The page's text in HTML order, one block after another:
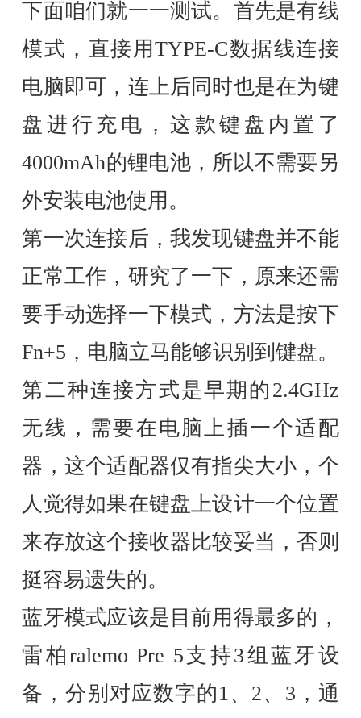
下面咱们就一一测试。首先是有线
模式，直接用TYPE-C数据线连接
电脑即可，连上后同时也是在为键
盘进行充电，这款键盘内置了
4000mAh的锂电池，所以不需要另
外安装电池使用。
第一次连接后，我发现键盘并不能
正常工作，研究了一下，原来还需
要手动选择一下模式，方法是按下
Fn+5，电脑立马能够识别到键盘。
第二种连接方式是早期的2.4GHz
无线，需要在电脑上插一个适配
器，这个适配器仅有指尖大小，个
人觉得如果在键盘上设计一个位置
来存放这个接收器比较妥当，否则
挺容易遗失的。
蓝牙模式应该是目前用得最多的，
雷柏ralemo Pre 5支持3组蓝牙设
备，分别对应数字的1、2、3，通